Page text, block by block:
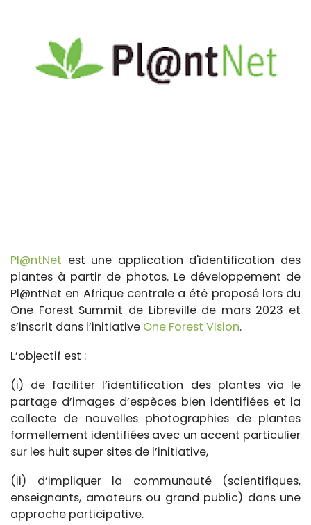
Pl@ntNet est une application d'identification des
plantes à partir de photos. Le développement de
Pl@ntNet en Afrique centrale a été proposé lors du
One Forest Summit de Libreville de mars 2023 et
s’inscrit dans l’initiative One Forest Vision.
L’objectif est :
(i) de faciliter l’identification des plantes via le
partage d’images d’espèces bien identifiées et la
collecte de nouvelles photographies de plantes
formellement identifiées avec un accent particulier
sur les huit super sites de l’initiative,
(ii) d’impliquer la communauté (scientifiques,
enseignants, amateurs ou grand public) dans une
approche participative.